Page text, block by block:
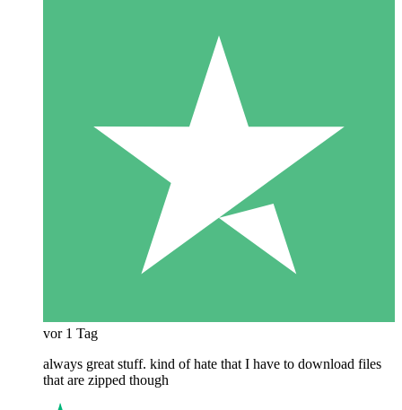
vor 1 Tag
always great stuff. kind of hate that I have to download files
that are zipped though